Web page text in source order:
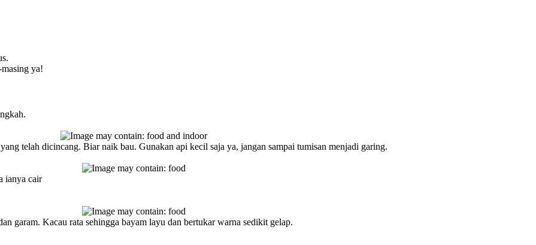
ya!
telah dicincang. Biar naik bau. Gunakan api kecil saja ya, jangan sampai tumisan menjadi garing.
ianya cair
garam. Kacau rata sehingga bayam layu dan bertukar warna sedikit gelap.